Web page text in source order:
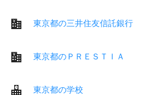
東京都の三井住友信託銀行
東京都のＰＲＥＳＴＩＡ
東京都の学校